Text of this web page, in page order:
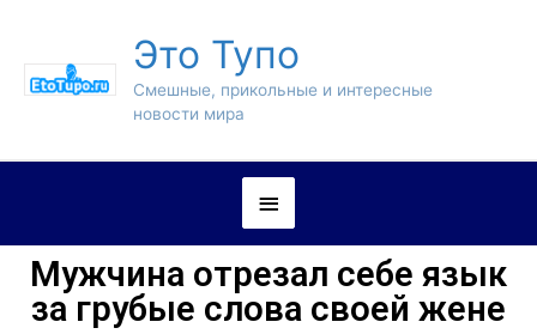
Это Тупо
Смешные, прикольные и интересные
новости мира
Мужчина отрезал себе язык
за грубые слова своей жене